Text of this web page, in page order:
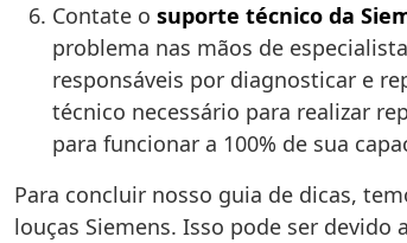
Contate o suporte técnico da
problema nas mãos de
responsáveis por diagnosticar e
técnico necessário para realizar
para funcionar a 100% de sua
Para concluir nosso guia de dicas,
louças Siemens. Isso pode ser